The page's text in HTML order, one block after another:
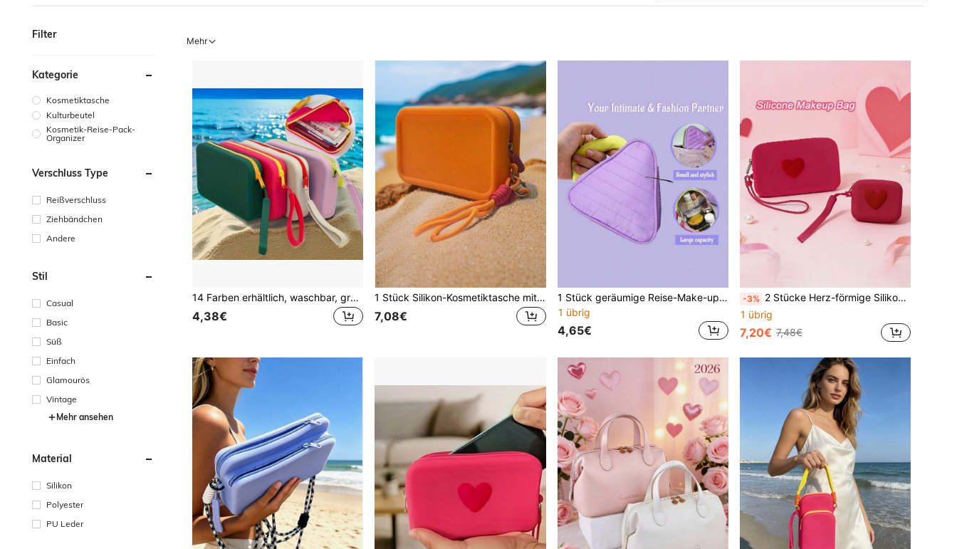
Filter
Kategorie
Kosmetiktasche
Kulturbeutel
Kosmetik-Reise-Pack-
Organizer
Verschluss Type
Reißverschluss
Ziehbändchen
Andere
Stil
Casual
Basic
Süß
Einfach
Glamourös
Vintage
Mehr ansehen
Material
Silikon
Polyester
PU Leder
Mehr
14 Farben erhältlich, waschbar, großvolumige Silikon-Kosmetiktasche, Strandtasche, Make-up-Organizer, Strandclutch, Raumdekoration, Taschen, Kosmetiktasche, Schminktisch, Reise, Make-up-Tasche, Reiseaccessoires, Organizer, Aufbewahrung, Reiseaccessoire, Make-up-Organizer
4,38€
1 Stück Silikon-Kosmetiktasche mit Tragegriff, Reise-Essential/Große wasserdichte Aufbewahrungstasche, Strandtasche, Damen-Strandtasche, Strand-Clutch, Große Strandtasche, Handtasche, Kulturbeutel/Damen-Kulturbeutel/Organizer/Kreative Farbblock-Handtasche, Minimalistische tragbare Silikon-Mundtasche, Kosmetik-Aufbewahrungstasche
7,08€
1 Stück geräumige Reise-Make-up-Tasche mit Reißverschluss, praktisch zum Aufbewahren von Pflegeprodukten und Hautpflegeartikeln, leichtes und tragbares Design, multifunktionaler Kosmetikorganizer für Reisen und den täglichen Gebrauch
1 übrig
4,65€
-3% 2 Stücke Herz-förmige Silikon Handtasche, Reise Kulturtasche, tragbare Make-up Tasche, wasserdichter Kosmetik Organizer, Make-up Pinsel Halter, Schmuckbox, Aufbewahrungstasche, Lippenstifttasche, Handytasche, Kopfhörertasche, Münzbeutel, Organizer für digitale Zubehörteile, Strandreise Tasche, Groß + Klein, Mutter-Tochter Set, Geschenk für Frauen, Valentinstag Geschenk
1 übrig
7,20€ 7,48€